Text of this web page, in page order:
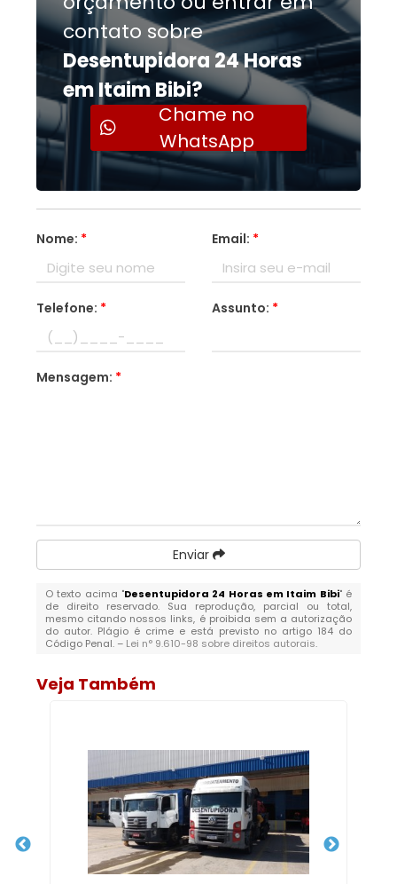
contato sobre
Desentupidora 24 Horas
em Itaim Bibi?
Chame no
WhatsApp
Nome: * Email: *
Telefone: * Assunto: *
Mensagem: *
Enviar
O texto acima "Desentupidora 24 Horas em Itaim Bibi" é
de direito reservado. Sua reprodução, parcial ou total,
mesmo citando nossos links, é proibida sem a autorização
do autor. Plágio é crime e está previsto no artigo 184 do
Código Penal. – Lei n° 9.610-98 sobre direitos autorais.
Veja Também